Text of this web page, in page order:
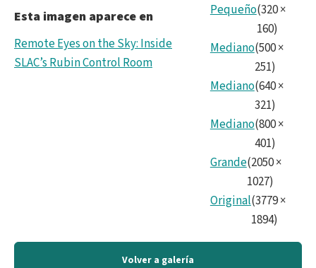
Esta imagen aparece en
Remote Eyes on the Sky: Inside
SLAC’s Rubin Control Room
Pequeño(320×
160)
Mediano(500×
251)
Mediano(640×
321)
Mediano(800×
401)
Grande(2050×
1027)
Original(3779×
1894)
Volver a galería